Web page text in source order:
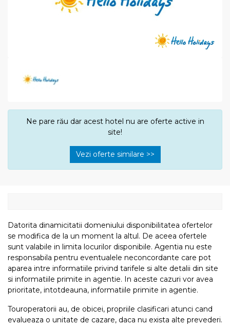
Ne pare rău dar acest hotel nu are oferte active in
site!
Vezi oferte similare >>
Datorita dinamicitatii domeniului disponibilitatea ofertelor
se modifica de la un moment la altul. De aceea ofertele
sunt valabile in limita locurilor disponibile. Agentia nu este
responsabila pentru eventualele neconcordante care pot
aparea intre informatiile privind tarifele si alte detalii din site
si informatiile primite in agentie. In aceste cazuri vor avea
prioritate, intotdeauna, informatiile primite in agentie.
Touroperatorii au, de obicei, propriile clasificari atunci cand
evalueaza o unitate de cazare, daca nu exista alte prevederi.